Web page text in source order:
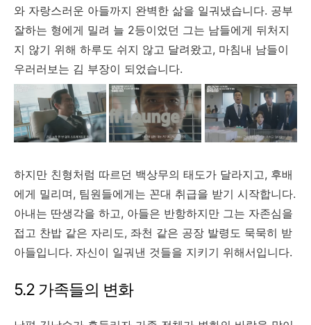
와 자랑스러운 아들까지 완벽한 삶을 일궈냈습니다. 공부
잘하는 형에게 밀려 늘 2등이었던 그는 남들에게 뒤처지
지 않기 위해 하루도 쉬지 않고 달려왔고, 마침내 남들이
우러러보는 김 부장이 되었습니다.
하지만 친형처럼 따르던 백상무의 태도가 달라지고, 후배
에게 밀리며, 팀원들에게는 꼰대 취급을 받기 시작합니다.
아내는 딴생각을 하고, 아들은 반항하지만 그는 자존심을
접고 찬밥 같은 자리도, 좌천 같은 공장 발령도 묵묵히 받
아들입니다. 자신이 일궈낸 것들을 지키기 위해서입니다.
5.2 가족들의 변화